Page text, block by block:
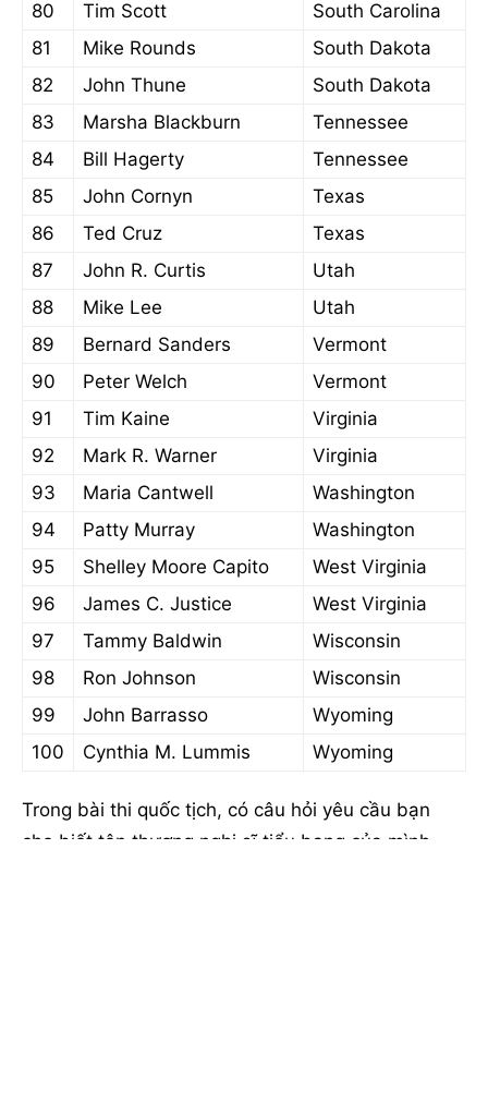
80
Tim Scott
South Carolina
81
Mike Rounds
South Dakota
82
John Thune
South Dakota
83
Marsha Blackburn
Tennessee
84
Bill Hagerty
Tennessee
85
John Cornyn
Texas
86
Ted Cruz
Texas
87
John R. Curtis
Utah
88
Mike Lee
Utah
89
Bernard Sanders
Vermont
90
Peter Welch
Vermont
91
Tim Kaine
Virginia
92
Mark R. Warner
Virginia
93
Maria Cantwell
Washington
94
Patty Murray
Washington
95
Shelley Moore Capito
West Virginia
96
James C. Justice
West Virginia
97
Tammy Baldwin
Wisconsin
98
Ron Johnson
Wisconsin
99
John Barrasso
Wyoming
100
Cynthia M. Lummis Wyoming
Trong bài thi quốc tịch, có câu hỏi yêu cầu bạn
cho biết tên thượng nghị sĩ tiểu bang của mình.